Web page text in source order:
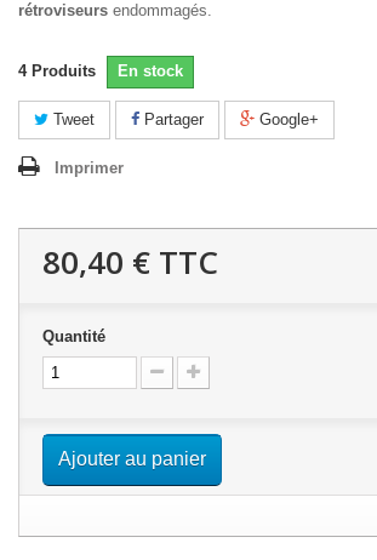
rétroviseurs endommagés.
4 Produits En stock
Tweet Partager Google+
Imprimer
80,40 € TTC
Quantité
Ajouter au panier